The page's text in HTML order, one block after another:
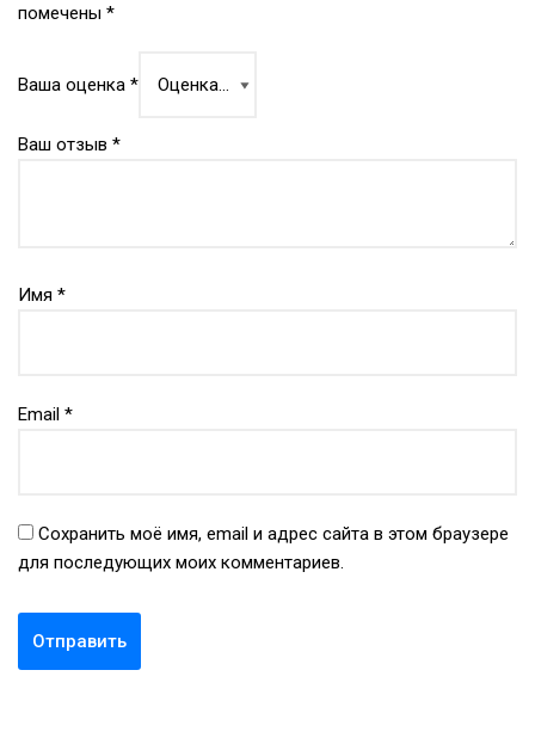
помечены *
Ваша оценка *
Ваш отзыв *
Имя *
Email *
Сохранить моё имя, email и адрес сайта в этом браузере
для последующих моих комментариев.